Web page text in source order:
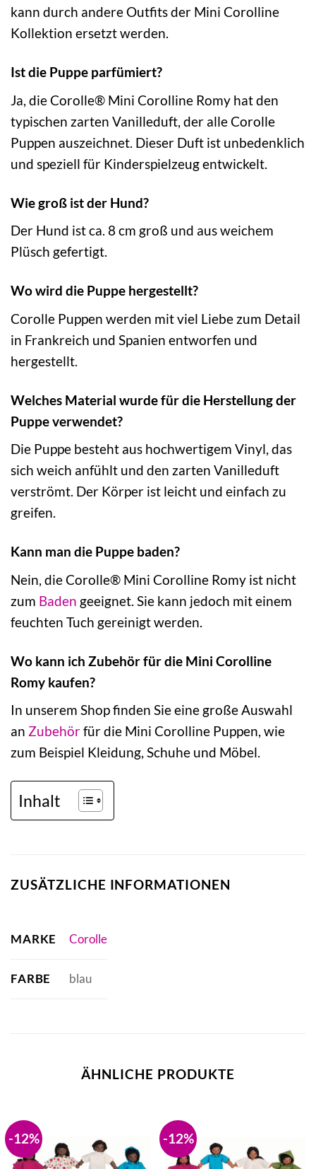
kann durch andere Outfits der Mini Corolline
Kollektion ersetzt werden.
Ist die Puppe parfümiert?
Ja, die Corolle® Mini Corolline Romy hat den
typischen zarten Vanilleduft, der alle Corolle
Puppen auszeichnet. Dieser Duft ist unbedenklich
und speziell für Kinderspielzeug entwickelt.
Wie groß ist der Hund?
Der Hund ist ca. 8 cm groß und aus weichem
Plüsch gefertigt.
Wo wird die Puppe hergestellt?
Corolle Puppen werden mit viel Liebe zum Detail
in Frankreich und Spanien entworfen und
hergestellt.
Welches Material wurde für die Herstellung der
Puppe verwendet?
Die Puppe besteht aus hochwertigem Vinyl, das
sich weich anfühlt und den zarten Vanilleduft
verströmt. Der Körper ist leicht und einfach zu
greifen.
Kann man die Puppe baden?
Nein, die Corolle® Mini Corolline Romy ist nicht
zum Baden geeignet. Sie kann jedoch mit einem
feuchten Tuch gereinigt werden.
Wo kann ich Zubehör für die Mini Corolline
Romy kaufen?
In unserem Shop finden Sie eine große Auswahl
an Zubehörfür die Mini Corolline Puppen, wie
zum Beispiel Kleidung, Schuhe und Möbel.
Inhalt
ZUSÄTZLICHE INFORMATIONEN
MARKE Corolle
FARBE blau
ÄHNLICHE PRODUKTE
-12% -12%